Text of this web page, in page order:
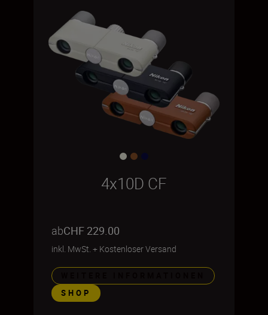
4x10D CF
abCHF 229.00
inkl. MwSt. + Kostenloser Versand
SHOP